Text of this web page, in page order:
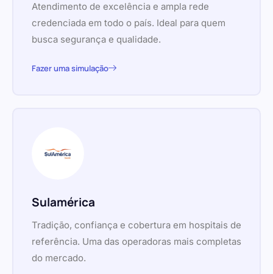
Atendimento de excelência e ampla rede
credenciada em todo o país. Ideal para quem
busca segurança e qualidade.
Fazer uma simulação
Sulamérica
Tradição, confiança e cobertura em hospitais de
referência. Uma das operadoras mais completas
do mercado.